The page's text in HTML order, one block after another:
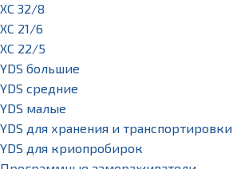
XC 32/8
XC 21/6
XC 22/5
YDS большие
YDS средние
YDS малые
YDS для хранения и транспортировки
YDS для криопробирок